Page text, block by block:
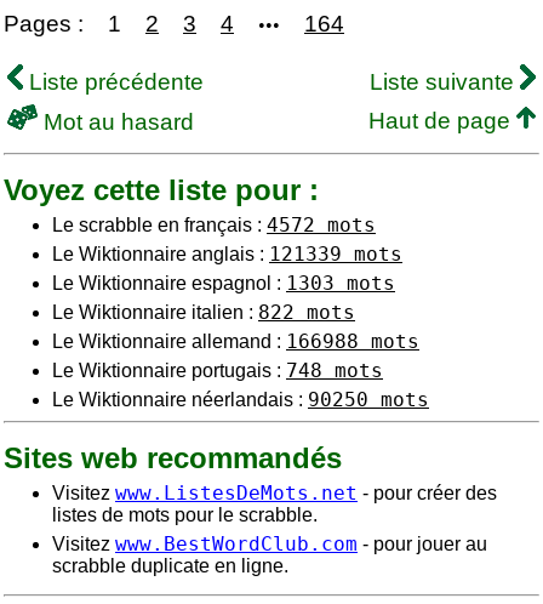
Pages : 1 2 3 4 ••• 164
Liste précédente
Liste suivante
Mot au hasard
Haut de page
Voyez cette liste pour :
Le scrabble en français : 4572 mots
Le Wiktionnaire anglais : 121339 mots
Le Wiktionnaire espagnol : 1303 mots
Le Wiktionnaire italien : 822 mots
Le Wiktionnaire allemand : 166988 mots
Le Wiktionnaire portugais : 748 mots
Le Wiktionnaire néerlandais : 90250 mots
Sites web recommandés
Visitez www.ListesDeMots.net - pour créer des
listes de mots pour le scrabble.
Visitez www.BestWordClub.com - pour jouer au
scrabble duplicate en ligne.